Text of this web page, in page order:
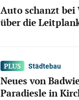
Auto schanzt bei
über die
Städtebau
Neues von
Paradiesle in